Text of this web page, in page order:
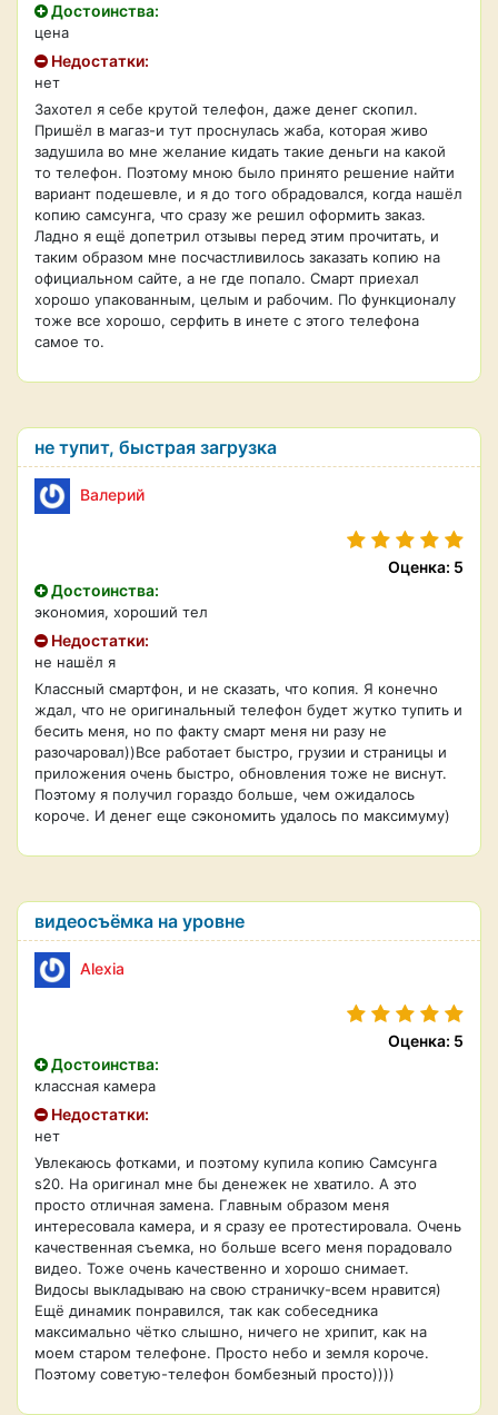
Достоинства:
цена
Недостатки:
нет
Захотел я себе крутой телефон, даже денег скопил.
Пришёл в магаз-и тут проснулась жаба, которая живо
задушила во мне желание кидать такие деньги на какой
то телефон. Поэтому мною было принято решение найти
вариант подешевле, и я до того обрадовался, когда нашёл
копию самсунга, что сразу же решил оформить заказ.
Ладно я ещё допетрил отзывы перед этим прочитать, и
таким образом мне посчастливилось заказать копию на
официальном сайте, а не где попало. Смарт приехал
хорошо упакованным, целым и рабочим. По функционалу
тоже все хорошо, серфить в инете с этого телефона
самое то.
не тупит, быстрая загрузка
Валерий
Оценка: 5
Достоинства:
экономия, хороший тел
Недостатки:
не нашёл я
Классный смартфон, и не сказать, что копия. Я конечно
ждал, что не оригинальный телефон будет жутко тупить и
бесить меня, но по факту смарт меня ни разу не
разочаровал))Все работает быстро, грузии и страницы и
приложения очень быстро, обновления тоже не виснут.
Поэтому я получил гораздо больше, чем ожидалось
короче. И денег еще сэкономить удалось по максимуму)
видеосъёмка на уровне
Alexia
Оценка: 5
Достоинства:
классная камера
Недостатки:
нет
Увлекаюсь фотками, и поэтому купила копию Самсунга
s20. На оригинал мне бы денежек не хватило. А это
просто отличная замена. Главным образом меня
интересовала камера, и я сразу ее протестировала. Очень
качественная съемка, но больше всего меня порадовало
видео. Тоже очень качественно и хорошо снимает.
Видосы выкладываю на свою страничку-всем нравится)
Ещё динамик понравился, так как собеседника
максимально чётко слышно, ничего не хрипит, как на
моем старом телефоне. Просто небо и земля короче.
Поэтому советую-телефон бомбезный просто))))